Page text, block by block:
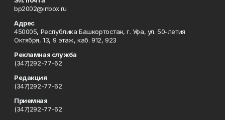
bp2002@inbox.ru
Адрес
450005, Республика Башкортостан, г. Уфа, ул. 50-летия
Октября, 13, 9 этаж, каб. 912, 923
Рекламная служба
(347)292-77-62
Редакция
(347)292-77-62
Приемная
(347)292-77-62